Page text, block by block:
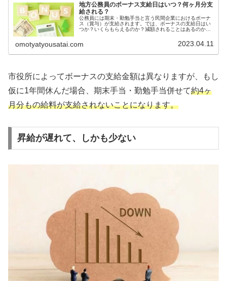
地方公務員のボーナス支給日はいつ？何ヶ月分支
給される？
公務員には期末・勤勉手当と言う民間企業におけるボーナ
ス（賞与）が支給されます。では、ボーナスの支給日はい
つか？いくらもらえるのか？減額されることはあるのか？
omotyatyousatai.com 2023.04.11
市役所によってボーナスの支給金額は異なりますが、もし
仮に1年間休んだ場合、期末手当・勤勉手当併せて約4ヶ
月分もの給料が支給されないことになります。
昇給が遅れて、しかも少ない